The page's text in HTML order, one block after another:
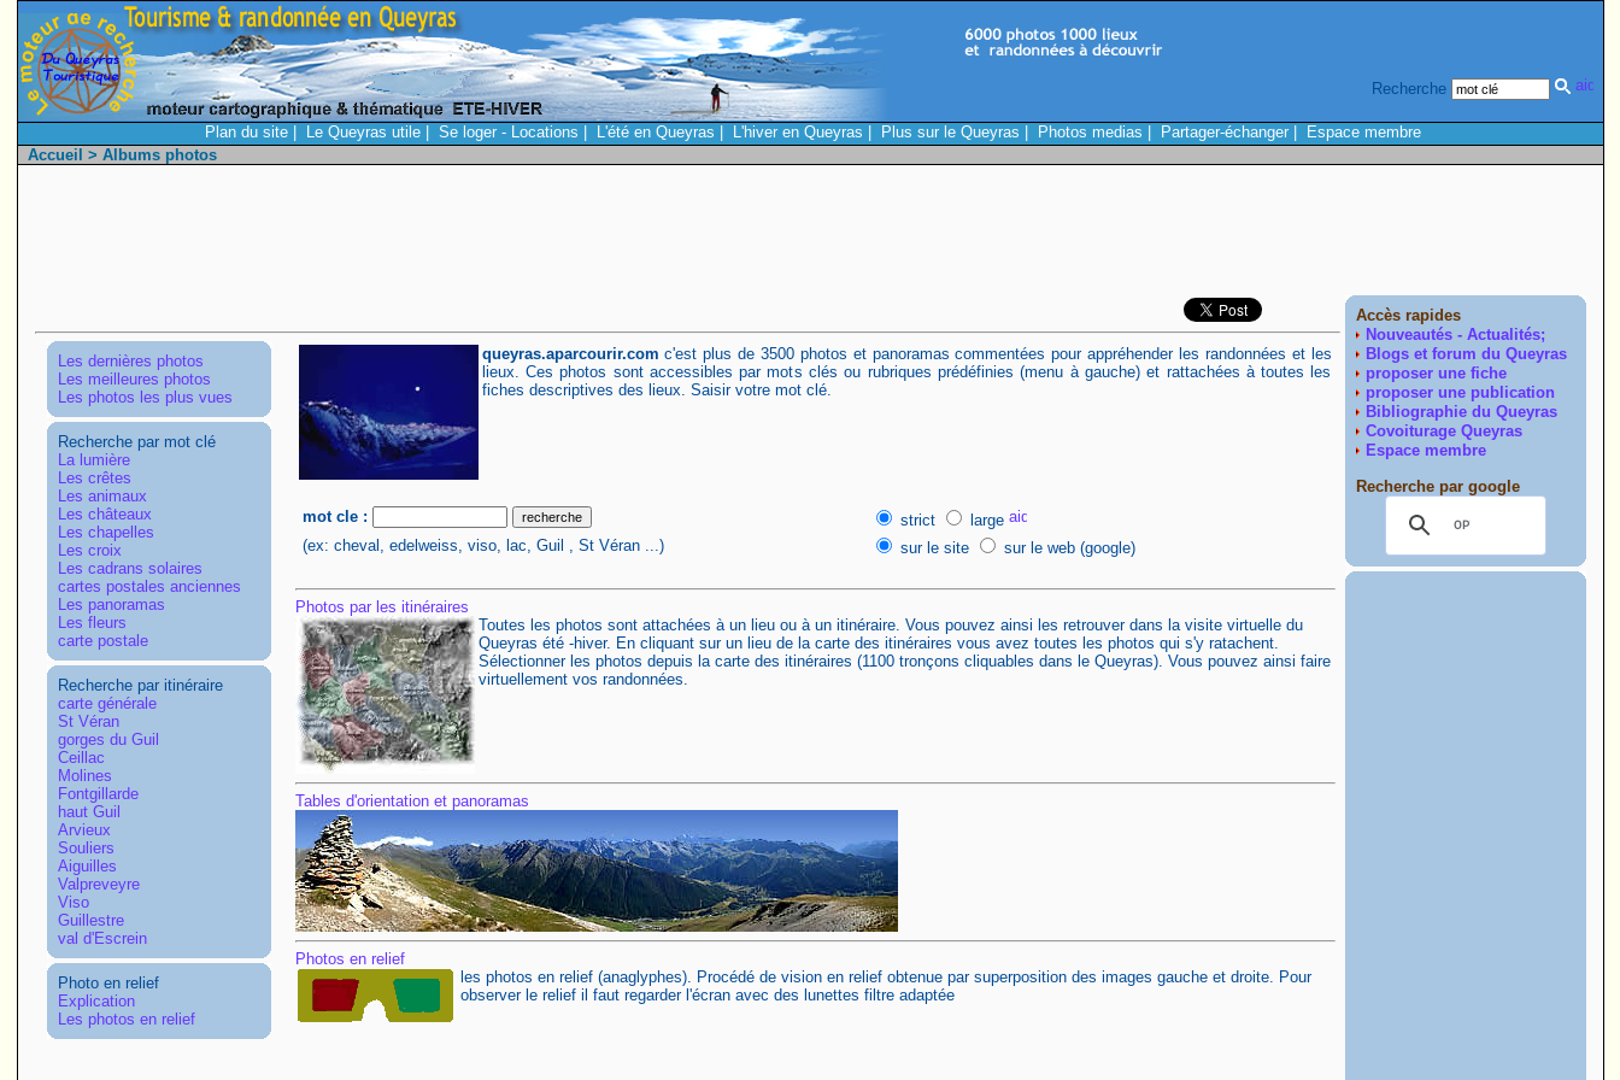
Recherche
Plan du site| Le Queyras utile| Se loger - Locations L'été en Queyras L'hiver en Queyras Plus sur le Queyras Photos medias Partager-échanger|
Espace membre
Accueil > Albums photos
Les dernières photos
Les meilleures photos
Les photos les plus vues
Recherche par mot clé
La lumière
Les crêtes
Les animaux
Les châteaux
Les chapelles
Les croix
Les cadrans solaires
cartes postales anciennes
Les panoramas
Les fleurs
carte postale
Recherche par itinéraire
carte générale
St Véran
gorges du Guil
Ceillac
Molines
Fontgillarde
haut Guil
Arvieux
Souliers
Aiguilles
Valpreveyre
Viso
Guillestre
val d'Escrein
Photo en relief
Explication
Les photos en relief
queyras.aparcourir.com c'est plus de 3500 photos et panoramas commentées pour appréhender les randonnées et les
lieux. Ces photos sont accessibles par mots clés ou rubriques prédéfinies (menu à gauche) et rattachées à toutes les
fiches descriptives des lieux. Saisir votre mot clé.
mot cle : strict
large
(ex: cheval, edelweiss, viso, lac, Guil , St Véran ...)
sur le site sur le web(google)
Photos par les itinéraires
Toutes les photos sont attachées à un lieu ou à un itinéraire. Vous pouvez ainsi les retrouver dans la visite virtuelle du
Queyras été -hiver. En cliquant sur un lieu de la carte des itinéraires vous avez toutes les photos qui s'y ratachent.
Sélectionner les photos depuis la carte des itinéraires (1100 tronçons cliquables dans le Queyras). Vous pouvez ainsi faire
virtuellement vos randonnées.
Tables d'orientation et panoramas
Photos en relief
les photos en relief (anaglyphes). Procédé de vision en relief obtenue par superposition des images gauche et droite. Pour
observer le relief il faut regarder l'écran avec des lunettes filtre adaptée
Accès rapides
Nouveautés - Actualités;
Blogs et forum du Queyras
proposer une fiche
proposer une publication
Bibliographie du Queyras
Covoiturage Queyras
Espace membre
Recherche par google